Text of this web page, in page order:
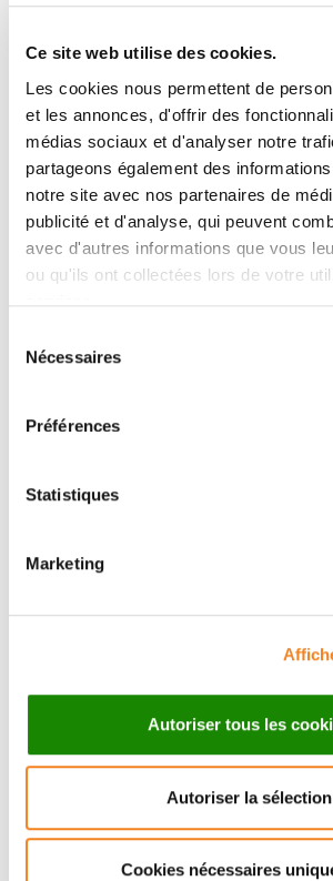
Ce site web utilise des cookies.
Les cookies nous permettent de
et les annonces, d'offrir des
médias sociaux et d'analyser notre
partageons également des
notre site avec nos partenaires de
publicité et d'analyse, qui peuvent
avec d'autres informations que vous
ou qu'ils ont collectées lors de votre
Nécessaires
Préférences
Statistiques
Marketing
Autoriser tous les
Autoriser la sélection
Cookies nécessaires
Ryba, Capucine Delnatte, Juanita
Odent, Frédéric Laumonnier, Seth I.
Smith, Franck Bourdeaut, Marc-
Redon, Elke Krüger, Raphaël
Bézieau, Jeremie Poschmann,
Membres
MARC-HENRI
STERN
Directeur de recherche